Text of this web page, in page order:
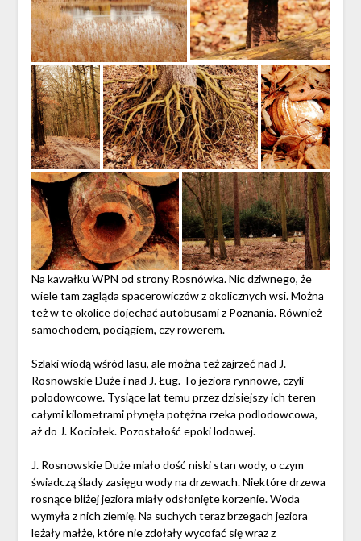
Na kawałku WPN od strony Rosnówka. Nic dziwnego, że
wiele tam zagląda spacerowiczów z okolicznych wsi. Można
też w te okolice dojechać autobusami z Poznania. Również
samochodem, pociągiem, czy rowerem.
Szlaki wiodą wśród lasu, ale można też zajrzeć nad J.
Rosnowskie Duże i nad J. Ług. To jeziora rynnowe, czyli
polodowcowe. Tysiące lat temu przez dzisiejszy ich teren
całymi kilometrami płynęła potężna rzeka podlodowcowa,
aż do J. Kociołek. Pozostałość epoki lodowej.
J. Rosnowskie Duże miało dość niski stan wody, o czym
świadczą ślady zasięgu wody na drzewach. Niektóre drzewa
rosnące bliżej jeziora miały odsłonięte korzenie. Woda
wymyła z nich ziemię. Na suchych teraz brzegach jeziora
leżały małże, które nie zdołały wycofać się wraz z